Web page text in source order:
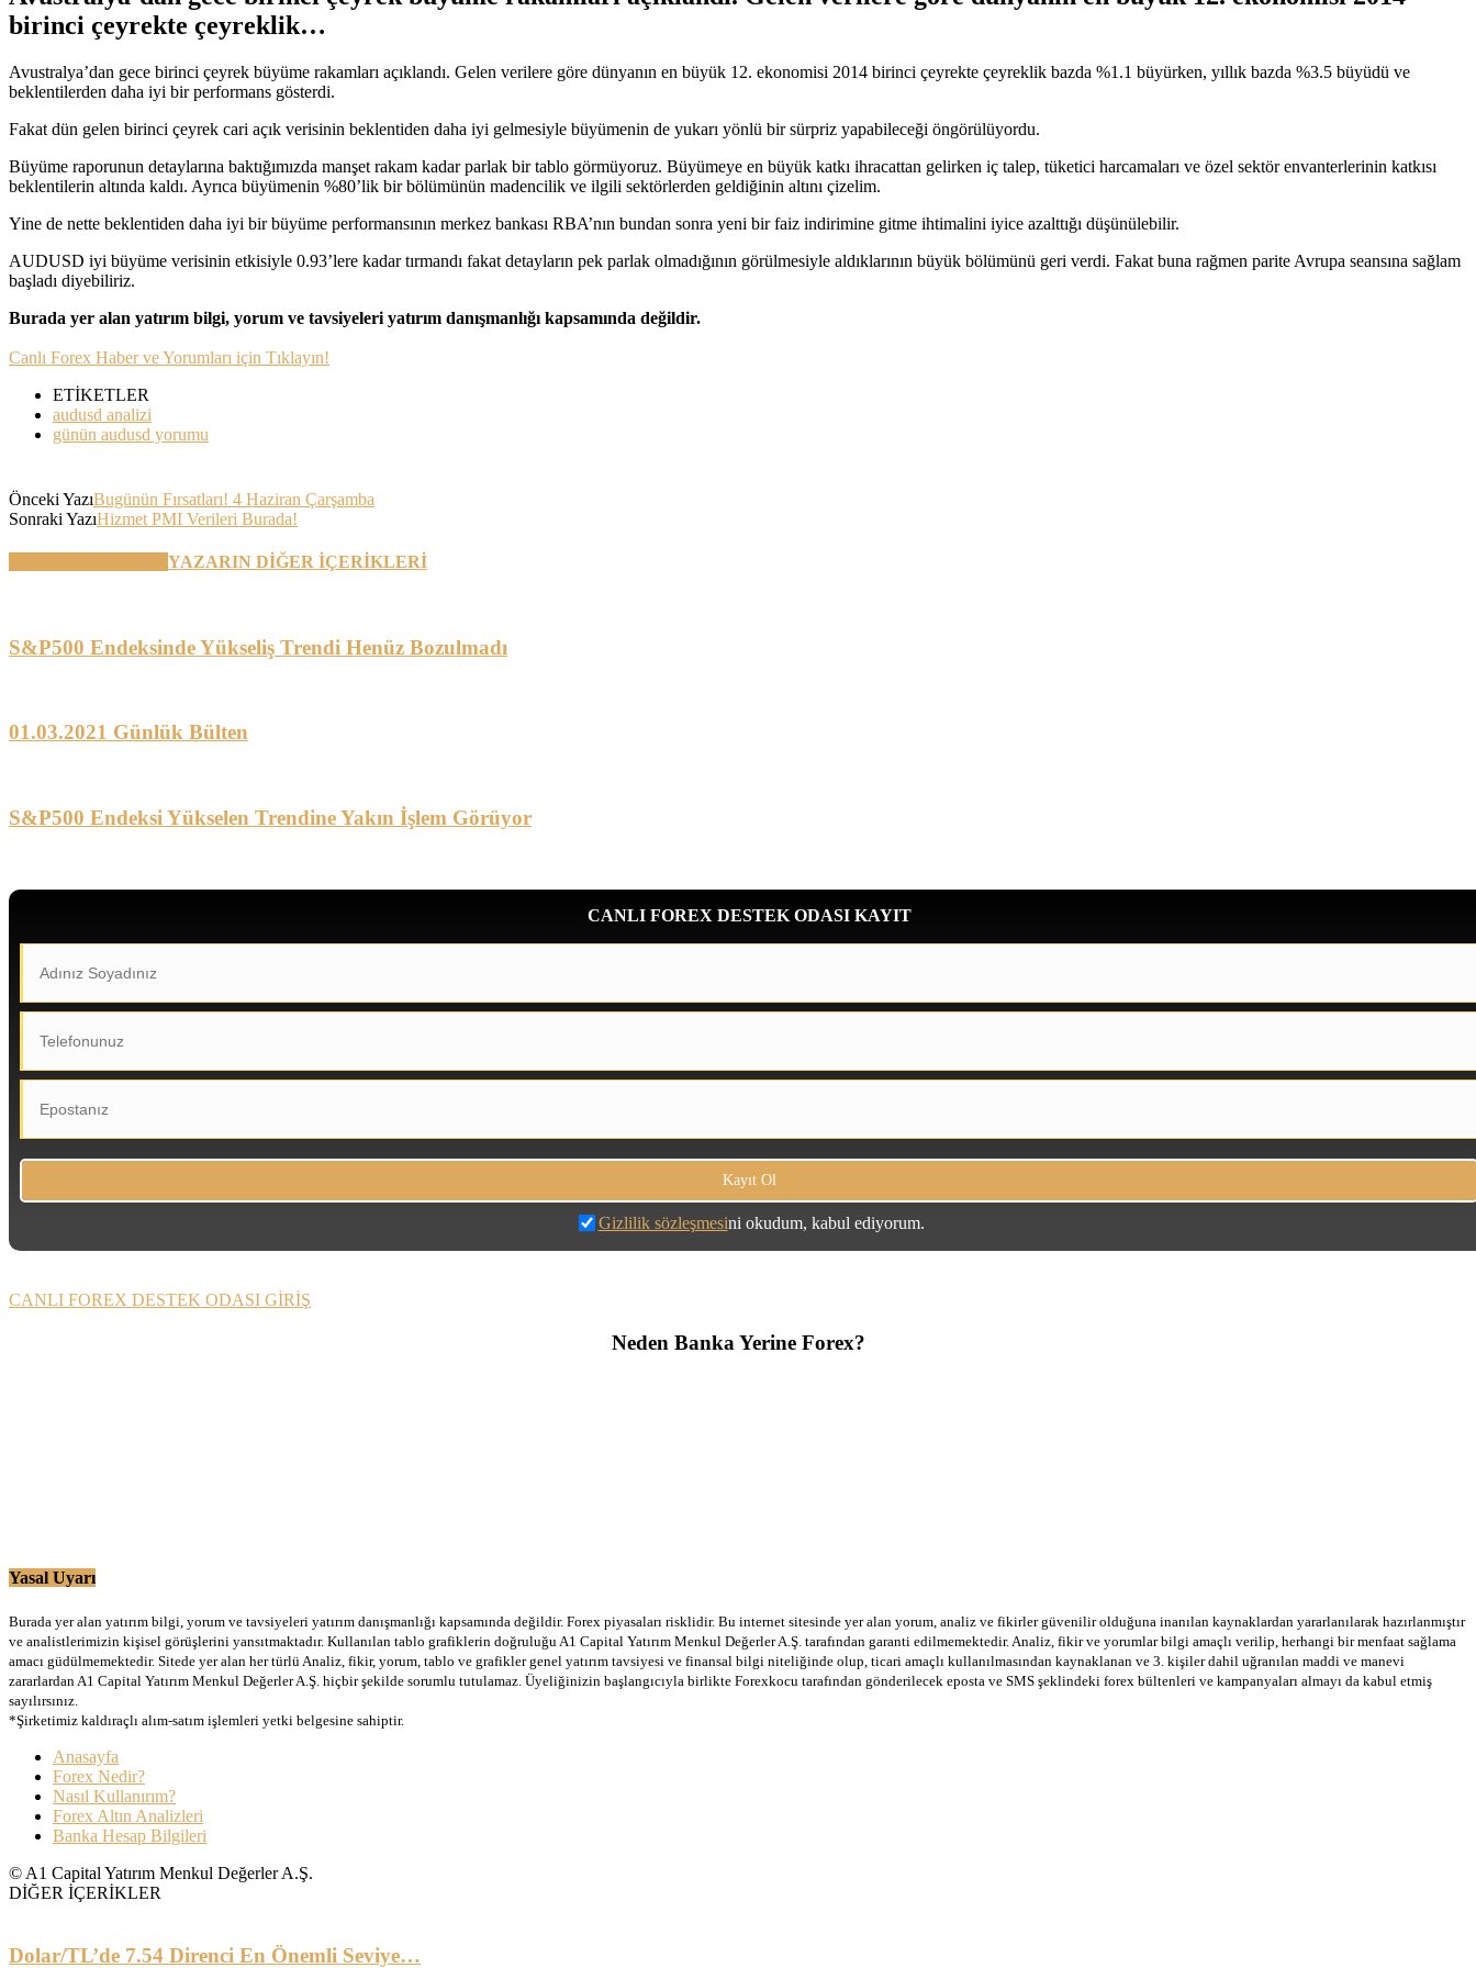
birinci çeyrekte çeyreklik…
Avustralya’dan gece birinci çeyrek büyüme rakamları açıklandı. Gelen verilere göre dünyanın en büyük 12. ekonomisi 2014 birinci çeyrekte çeyreklik bazda %1.1 büyürken, yıllık bazda %3.5 büyüdü ve
beklentilerden daha iyi bir performans gösterdi.
Fakat dün gelen birinci çeyrek cari açık verisinin beklentiden daha iyi gelmesiyle büyümenin de yukarı yönlü bir sürpriz yapabileceği öngörülüyordu.
Büyüme raporunun detaylarına baktığımızda manşet rakam kadar parlak bir tablo görmüyoruz. Büyümeye en büyük katkı ihracattan gelirken iç talep, tüketici harcamaları ve özel sektör envanterlerinin katkısı
beklentilerin altında kaldı. Ayrıca büyümenin %80’lik bir bölümünün madencilik ve ilgili sektörlerden geldiğinin altını çizelim.
Yine de nette beklentiden daha iyi bir büyüme performansının merkez bankası RBA’nın bundan sonra yeni bir faiz indirimine gitme ihtimalini iyice azalttığı düşünülebilir.
AUDUSD iyi büyüme verisinin etkisiyle 0.93’lere kadar tırmandı fakat detayların pek parlak olmadığının görülmesiyle aldıklarının büyük bölümünü geri verdi. Fakat buna rağmen parite Avrupa seansına sağlam
başladı diyebiliriz.
Burada yer alan yatırım bilgi, yorum ve tavsiyeleri yatırım danışmanlığı kapsamında değildir.
Canlı Forex Haber ve Yorumları için Tıklayın!
ETİKETLER
audusd analizi
günün audusd yorumu
Önceki YazıBugünün Fırsatları! 4 Haziran Çarşamba
Sonraki YazıHizmet PMI Verileri Burada!
YAZARIN DİĞER İÇERİKLERİ
S&P500 Endeksinde Yükseliş Trendi Henüz Bozulmadı
01.03.2021 Günlük Bülten
S&P500 Endeksi Yükselen Trendine Yakın İşlem Görüyor
CANLI FOREX DESTEK ODASI KAYIT
Gizlilik sözleşmesini okudum, kabul ediyorum.
CANLI FOREX DESTEK ODASI GİRİŞ
Neden Banka Yerine Forex?
Yasal Uyarı
Burada yer alan yatırım bilgi, yorum ve tavsiyeleri yatırım danışmanlığı kapsamında değildir. Forex piyasaları risklidir. Bu internet sitesinde yer alan yorum, analiz ve fikirler güvenilir olduğuna inanılan kaynaklardan yararlanılarak hazırlanmıştır
ve analistlerimizin kişisel görüşlerini yansıtmaktadır. Kullanılan tablo grafiklerin doğruluğu A1 Capital Yatırım Menkul Değerler A.Ş. tarafından garanti edilmemektedir. Analiz, fikir ve yorumlar bilgi amaçlı verilip, herhangi bir menfaat sağlama
amacı güdülmemektedir. Sitede yer alan her türlü Analiz, fikir, yorum, tablo ve grafikler genel yatırım tavsiyesi ve finansal bilgi niteliğinde olup, ticari amaçlı kullanılmasından kaynaklanan ve 3. kişiler dahil uğranılan maddi ve manevi
zararlardan A1 Capital Yatırım Menkul Değerler A.Ş. hiçbir şekilde sorumlu tutulamaz. Üyeliğinizin başlangıcıyla birlikte Forexkocu tarafından gönderilecek eposta ve SMS şeklindeki forex bültenleri ve kampanyaları almayı da kabul etmiş
sayılırsınız.
*Şirketimiz kaldıraçlı alım-satım işlemleri yetki belgesine sahiptir.
Anasayfa
Forex Nedir?
Nasıl Kullanırım?
Forex Altın Analizleri
Banka Hesap Bilgileri
© A1 Capital Yatırım Menkul Değerler A.Ş.
DİĞER İÇERİKLER
Dolar/TL’de 7.54 Direnci En Önemli Seviye…